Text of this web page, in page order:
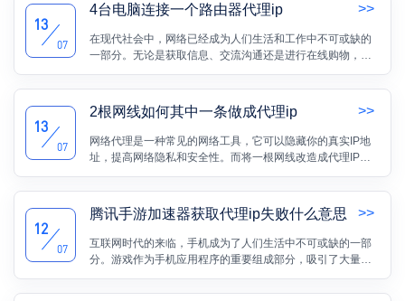
13
07
4台电脑连接一个路由器代理ip >>
在现代社会中，网络已经成为人们生活和工作中不可或缺的
一部分。无论是获取信息、交流沟通还是进行在线购物，都
离不开网络的支持。而在这个信息爆炸的时代，保护个人隐
私和安全显得尤为重要。
13
07
2根网线如何其中一条做成代理ip >>
网络代理是一种常见的网络工具，它可以隐藏你的真实IP地
址，提高网络隐私和安全性。而将一根网线改造成代理IP则
为一种简单且有效的方法。本文将为大家介绍如何利用两根
网线中的一根制作成代理IP。
12
07
腾讯手游加速器获取代理ip失败什么意思 >>
互联网时代的来临，手机成为了人们生活中不可或缺的一部
分。游戏作为手机应用程序的重要组成部分，吸引了大量玩
家的关注。然而，有时候在使用腾讯手游加速器时，可能会
遇到获取代理IP失败的问题，那么这究竟是什么意思呢？本